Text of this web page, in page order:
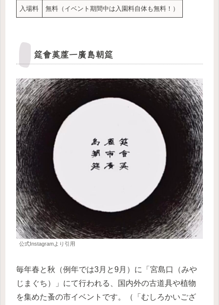
入場料 無料（イベント期間中は入園料自体も無料！）
筵會茣蓙一廣島朝筵
公式Instagramより引用
毎年春と秋（例年では3月と9月）に「宮島口（みや
じまぐち）」にて行われる、国内外の古道具や植物
を集めた蚤の市イベントです。（「むしろかいござ